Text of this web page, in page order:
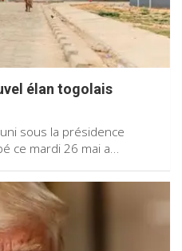
élan togolais
sous la présidence
ce mardi 26 mai a…